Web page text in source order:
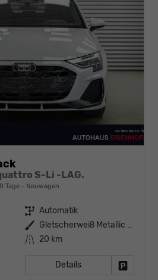
S-Li -LAG.
Tage Neuwagen
Getriebe Automatik
Außenfarbe
Gletscherweiß Metallic (2Y)
Kilometerstand 20 km
Details